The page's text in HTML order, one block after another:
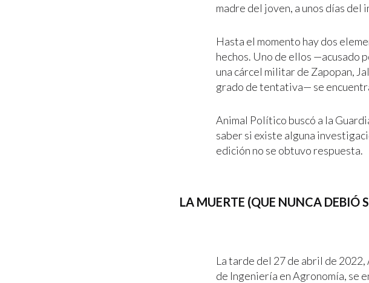
madre del joven, a unos días del
Hasta el momento hay dos
hechos. Uno de ellos —acusado
una cárcel militar de Zapopan,
grado de tentativa— se
Animal Político buscó a la
saber si existe alguna
edición no se obtuvo respuesta.
LA MUERTE (QUE NUNCA DEBIÓ
La tarde del 27 de abril de
de Ingeniería en Agronomía, se